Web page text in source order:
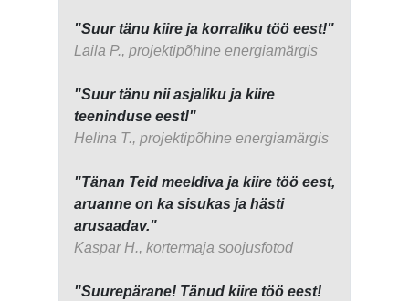
"Suur tänu kiire ja korraliku töö eest!"
Laila P., projektipõhine energiamärgis
"Suur tänu nii asjaliku ja kiire
teeninduse eest!"
Helina T., projektipõhine energiamärgis
"Tänan Teid meeldiva ja kiire töö eest,
aruanne on ka sisukas ja hästi
arusaadav."
Kaspar H., kortermaja soojusfotod
"Suurepärane! Tänud kiire töö eest!